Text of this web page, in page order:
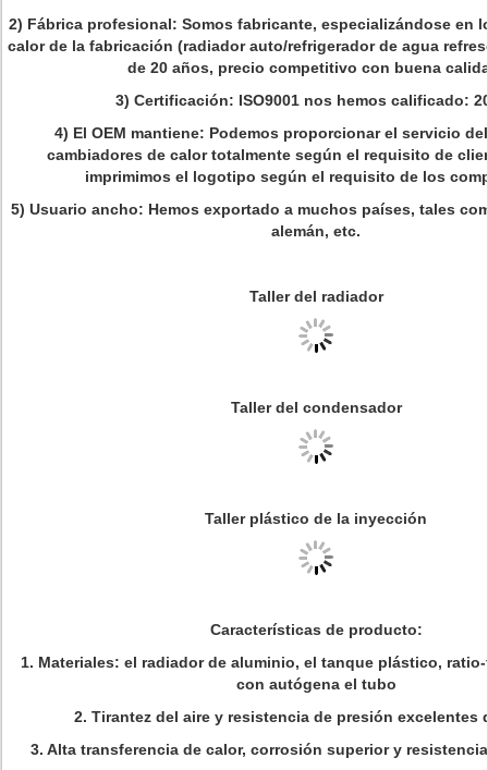
2) Fábrica profesional: Somos fabricante, especializándose en
calor de la fabricación (radiador auto/refrigerador de agua
de 20 años, precio competitivo con buena
3) Certificación: ISO9001 nos hemos calificado:
4) El OEM mantiene: Podemos proporcionar el servicio
cambiadores de calor totalmente según el requisito de
imprimimos el logotipo según el requisito de los
5) Usuario ancho: Hemos exportado a muchos países, tales
alemán, etc.
Taller del radiador
Taller del condensador
Taller plástico de la inyección
Características de producto:
1. Materiales: el radiador de aluminio, el tanque plástico,
con autógena el tubo
2. Tirantez del aire y resistencia de presión excelentes
3. Alta transferencia de calor, corrosión superior y